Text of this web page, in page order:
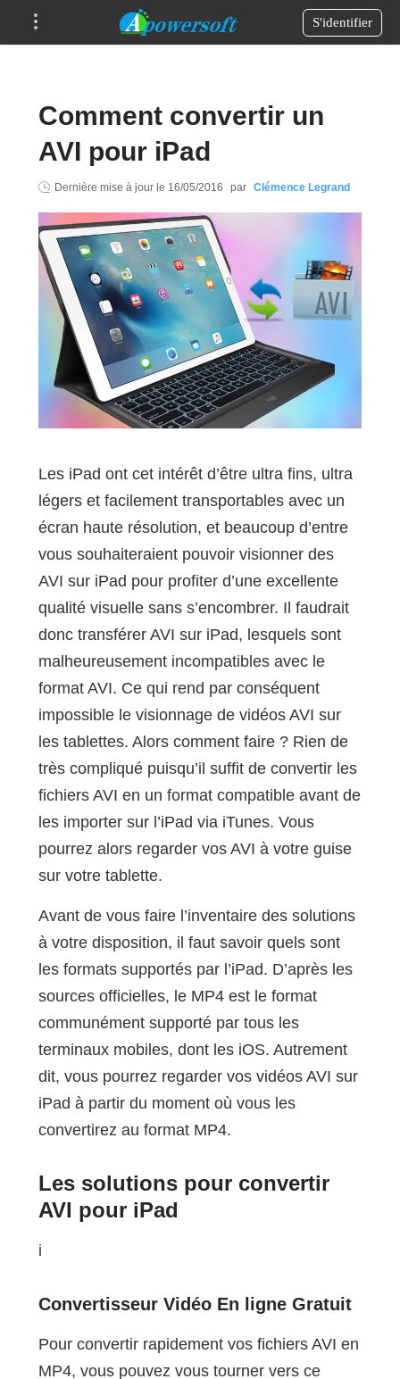
S'identifier
Comment convertir un
AVI pour iPad
Dernière mise à jour le 16/05/2016 par Clémence Legrand
Les iPad ont cet intérêt d’être ultra fins, ultra
légers et facilement transportables avec un
écran haute résolution, et beaucoup d’entre
vous souhaiteraient pouvoir visionner des
AVI sur iPad pour profiter d’une excellente
qualité visuelle sans s’encombrer. Il faudrait
donc transférer AVI sur iPad, lesquels sont
malheureusement incompatibles avec le
format AVI. Ce qui rend par conséquent
impossible le visionnage de vidéos AVI sur
les tablettes. Alors comment faire ? Rien de
très compliqué puisqu’il suffit de convertir les
fichiers AVI en un format compatible avant de
les importer sur l’iPad via iTunes. Vous
pourrez alors regarder vos AVI à votre guise
sur votre tablette.
Avant de vous faire l’inventaire des solutions
à votre disposition, il faut savoir quels sont
les formats supportés par l’iPad. D’après les
sources officielles, le MP4 est le format
communément supporté par tous les
terminaux mobiles, dont les iOS. Autrement
dit, vous pourrez regarder vos vidéos AVI sur
iPad à partir du moment où vous les
convertirez au format MP4.
Les solutions pour convertir
AVI pour iPad
i
Convertisseur Vidéo En ligne Gratuit
Pour convertir rapidement vos fichiers AVI en
MP4, vous pouvez vous tourner vers ce